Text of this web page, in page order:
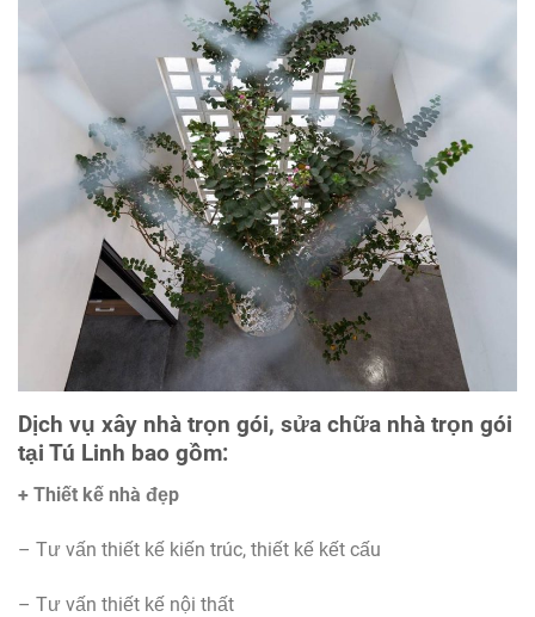
Dịch vụ xây nhà trọn gói, sửa chữa nhà trọn gói
tại Tú Linh bao gồm:
+ Thiết kế nhà đẹp
– Tư vấn thiết kế kiến trúc, thiết kế kết cấu
– Tư vấn thiết kế nội thất